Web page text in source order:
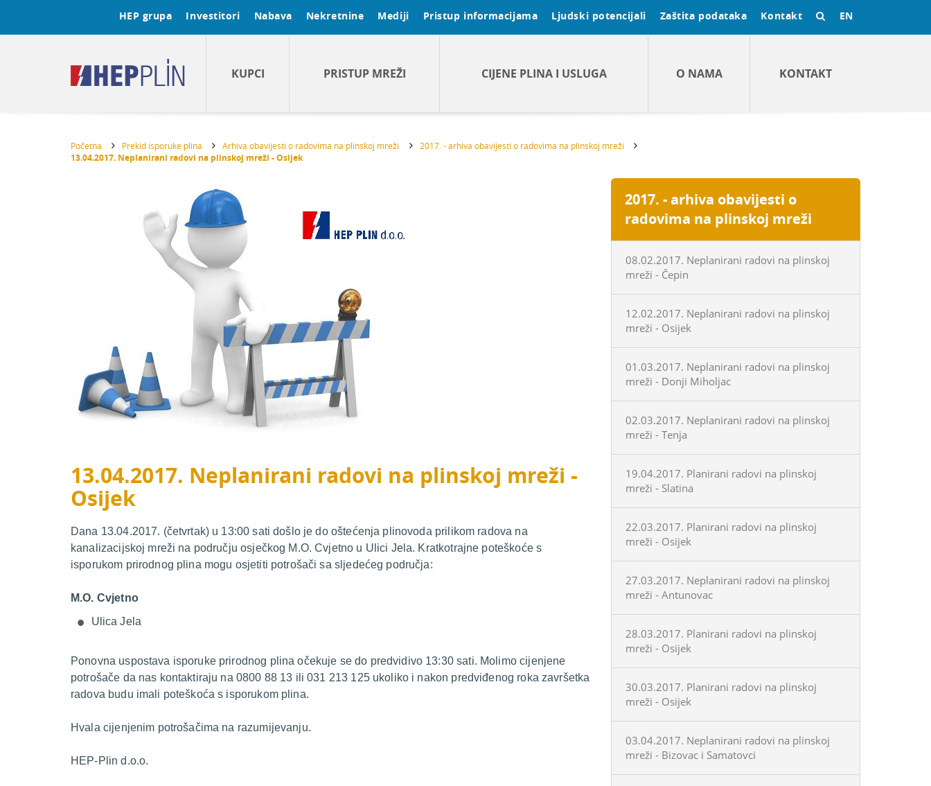
HEP grupa Investitori Nabava Nekretnine Mediji Pristup informacijama Ljudski potencijali Zaštita podataka Kontakt EN
KUPCI PRISTUP MREŽI CIJENE PLINA I USLUGA O NAMA KONTAKT
Početna Prekid isporuke plina Arhiva obavijesti o radovima na plinskoj mreži 2017. - arhiva obavijesti o radovima na plinskoj mreži
13.04.2017. Neplanirani radovi na plinskoj mreži - Osijek
13.04.2017. Neplanirani radovi na plinskoj mreži -
Osijek
Dana 13.04.2017. (četvrtak) u 13:00 sati došlo je do oštećenja plinovoda prilikom radova na
kanalizacijskoj mreži na području osječkog M.O. Cvjetno u Ulici Jela. Kratkotrajne poteškoće s
isporukom prirodnog plina mogu osjetiti potrošači sa sljedećeg područja:
M.O. Cvjetno
Ulica Jela
Ponovna uspostava isporuke prirodnog plina očekuje se do predvidivo 13:30 sati. Molimo cijenjene
potrošače da nas kontaktiraju na 0800 88 13 ili 031 213 125 ukoliko i nakon predviđenog roka završetka
radova budu imali poteškoća s isporukom plina.
Hvala cijenjenim potrošačima na razumijevanju.
H​EP-Plin d.o.o.
2017. - arhiva obavijesti o
radovima na plinskoj mreži
08.02.2017. Neplanirani radovi na plinskoj
mreži - Čepin
12.02.2017. Neplanirani radovi na plinskoj
mreži - Osijek
01.03.2017. Neplanirani radovi na plinskoj
mreži - Donji Miholjac
02.03.2017. Neplanirani radovi na plinskoj
mreži - Tenja
19.04.2017. Planirani radovi na plinskoj
mreži - Slatina
22.03.2017. Planirani radovi na plinskoj
mreži - Osijek
27.03.2017. Neplanirani radovi na plinskoj
mreži - Antunovac
28.03.2017. Planirani radovi na plinskoj
mreži - Osijek
30.03.2017. Planirani radovi na plinskoj
mreži - Osijek
03.04.2017. Neplanirani radovi na plinskoj
mreži - Bizovac i Samatovci